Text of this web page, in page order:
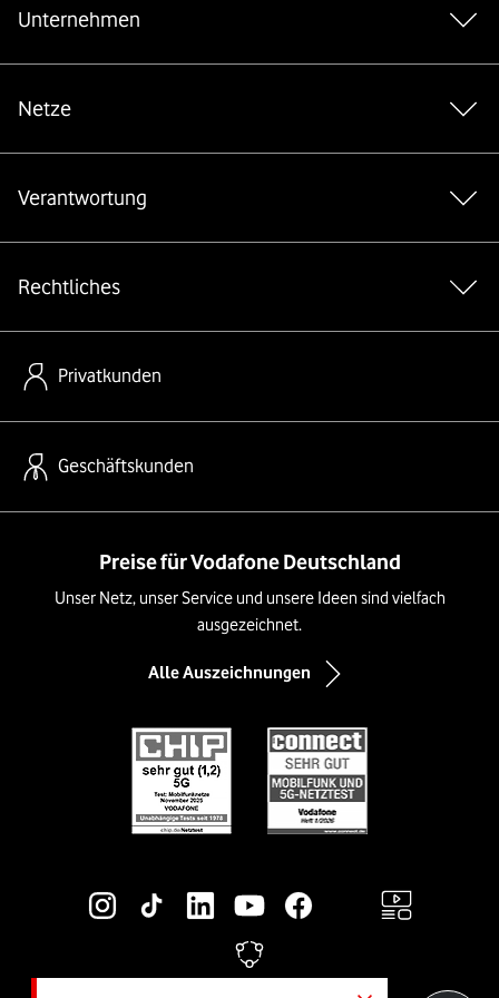
Unternehmen
Netze
Verantwortung
Rechtliches
Privatkunden
Geschäftskunden
Preise für Vodafone Deutschland
Unser Netz, unser Service und unsere Ideen sind vielfach
ausgezeichnet.
Alle Auszeichnungen
Social-Media-Links